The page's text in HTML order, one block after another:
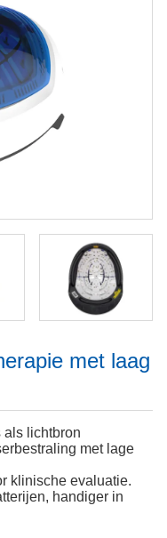
met laag
als lichtbron
met lage
klinische evaluatie.
handiger in